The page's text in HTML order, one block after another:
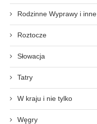
Rodzinne Wyprawy i inne
Roztocze
Słowacja
Tatry
W kraju i nie tylko
Węgry